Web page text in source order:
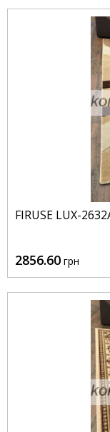
FIRUSE LUX-
2856.60 грн